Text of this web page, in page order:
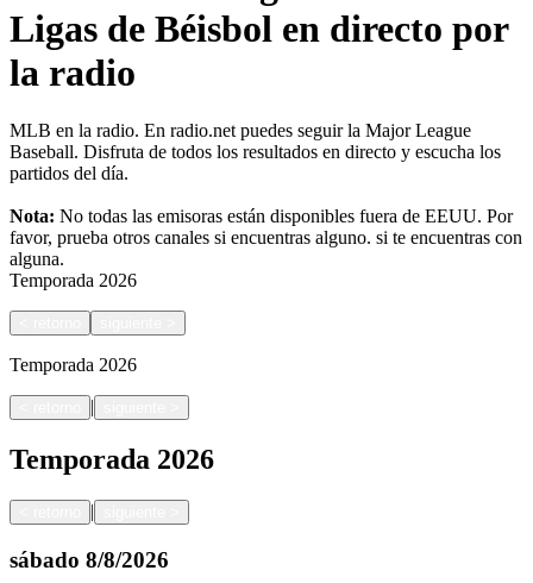
Ligas de Béisbol en directo por
la radio
MLB en la radio. En radio.net puedes seguir la Major League
Baseball. Disfruta de todos los resultados en directo y escucha los
partidos del día.
Nota: No todas las emisoras están disponibles fuera de EEUU. Por
favor, prueba otros canales si encuentras alguno. si te encuentras con
alguna.
Temporada 2026
Temporada 2026
|
Temporada 2026
|
sábado 8/8/2026